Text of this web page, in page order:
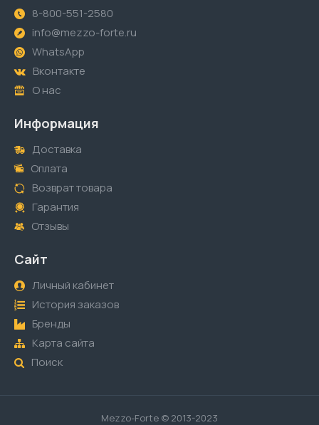
8-800-551-2580
info@mezzo-forte.ru
WhatsApp
Вконтакте
О нас
Информация
Доставка
Оплата
Возврат товара
Гарантия
Отзывы
Сайт
Личный кабинет
История заказов
Бренды
Карта сайта
Поиск
Mezzo-Forte © 2013-2023